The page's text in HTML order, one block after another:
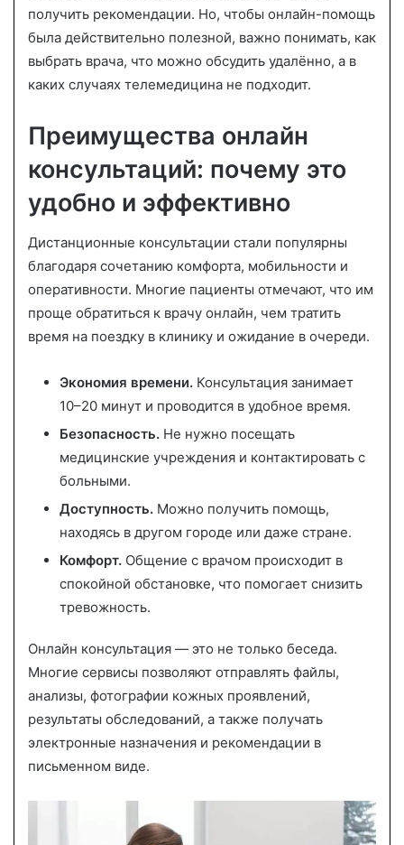
получить рекомендации. Но, чтобы онлайн-помощь
была действительно полезной, важно понимать, как
выбрать врача, что можно обсудить удалённо, а в
каких случаях телемедицина не подходит.
Преимущества онлайн
консультаций: почему это
удобно и эффективно
Дистанционные консультации стали популярны
благодаря сочетанию комфорта, мобильности и
оперативности. Многие пациенты отмечают, что им
проще обратиться к врачу онлайн, чем тратить
время на поездку в клинику и ожидание в очереди.
Экономия времени. Консультация занимает
10–20 минут и проводится в удобное время.
Безопасность. Не нужно посещать
медицинские учреждения и контактировать с
больными.
Доступность. Можно получить помощь,
находясь в другом городе или даже стране.
Комфорт. Общение с врачом происходит в
спокойной обстановке, что помогает снизить
тревожность.
Онлайн консультация — это не только беседа.
Многие сервисы позволяют отправлять файлы,
анализы, фотографии кожных проявлений,
результаты обследований, а также получать
электронные назначения и рекомендации в
письменном виде.